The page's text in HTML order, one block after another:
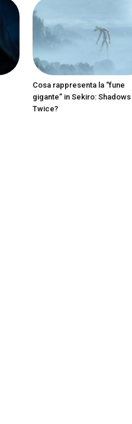
Cosa rappresenta la “fune
gigante” in Sekiro: Shadows
Twice?